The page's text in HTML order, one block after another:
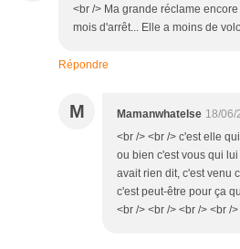
<br /> Ma grande réclame
mois d'arrêt... Elle a moins de
Répondre
M Mamanwhatelse 18/06/
<br /> <br /> c'est elle
ou bien c'est vous qui
avait rien dit, c'est venu
c'est peut-être pour ça
<br /> <br /> <br /> <br />